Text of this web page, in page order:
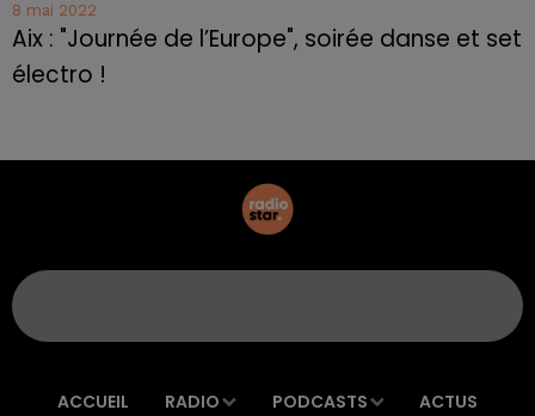
8 mai 2022
Aix : "Journée de l’Europe", soirée danse et set
électro !
ACCUEIL RADIO PODCASTS ACTUS